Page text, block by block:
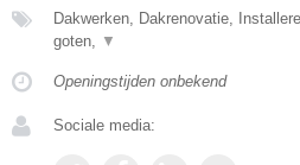
Dakwerken, Dakrenovatie,
goten,
▼
Openingstijden onbekend
Sociale media: